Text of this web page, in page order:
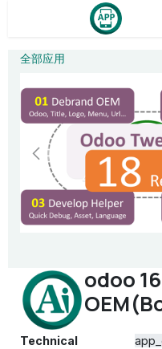
Skip to Content
全部应用
odoo
Technical